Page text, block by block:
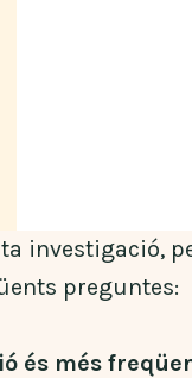
investigació,
preguntes:
és més